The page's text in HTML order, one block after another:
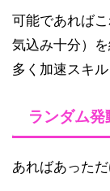
可能であれば
気込み十分）
多く加速スキ
ランダム
あればあった